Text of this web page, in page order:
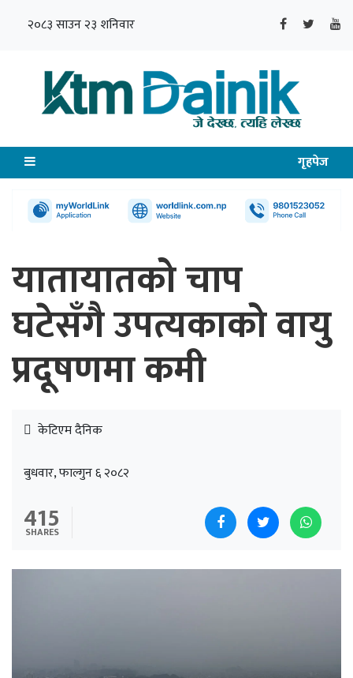
२०८३ साउन २३ शनिवार
गृहपेज
यातायातको चाप
घटेसँगै उपत्यकाको वायु
प्रदूषणमा कमी
केटिएम दैनिक
बुधवार, फाल्गुन ६ २०८२
415
SHARES